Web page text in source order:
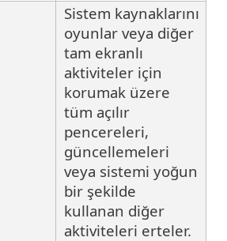
Sistem kaynaklarını
oyunlar veya diğer
tam ekranlı
aktiviteler için
korumak üzere
tüm açılır
pencereleri,
güncellemeleri
veya sistemi yoğun
bir şekilde
kullanan diğer
aktiviteleri erteler.